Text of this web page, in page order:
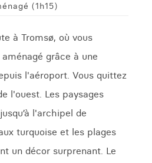
(1h15)
à Tromsø, où vous
grâce à une
l'aéroport. Vous quittez
l'ouest. Les paysages
l'archipel de
turquoise et les plages
un décor surprenant. Le